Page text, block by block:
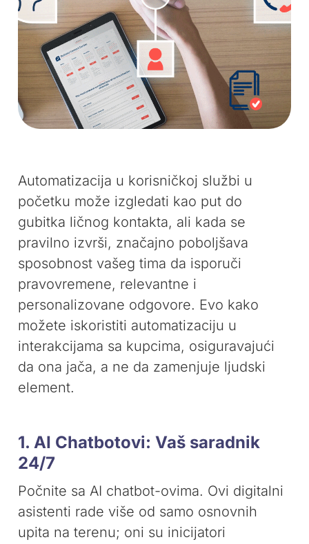
Automatizacija u korisničkoj službi u
početku može izgledati kao put do
gubitka ličnog kontakta, ali kada se
pravilno izvrši, značajno poboljšava
sposobnost vašeg tima da isporuči
pravovremene, relevantne i
personalizovane odgovore. Evo kako
možete iskoristiti automatizaciju u
interakcijama sa kupcima, osiguravajući
da ona jača, a ne da zamenjuje ljudski
element.
1. AI Chatbotovi: Vaš saradnik
24/7
Počnite sa AI chatbot-ovima. Ovi digitalni
asistenti rade više od samo osnovnih
upita na terenu; oni su inicijatori